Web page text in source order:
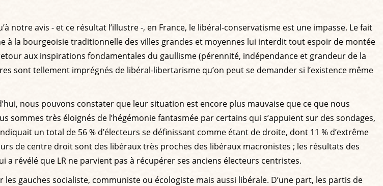
notre avis - et ce résultat l’illustre -, en France, le libéral-conservatisme est une impasse. Le fait
la bourgeoisie traditionnelle des villes grandes et moyennes lui interdit tout espoir de montée
aux inspirations fondamentales du gaullisme (pérennité, indépendance et grandeur de la
sont tellement imprégnés de libéral-libertarisme qu’on peut se demander si l’existence même
nous pouvons constater que leur situation est encore plus mauvaise que ce que nous
sommes très éloignés de l’hégémonie fantasmée par certains qui s’appuient sur des sondages,
un total de 56 % d’électeurs se définissant comme étant de droite, dont 11 % d’extrême
de centre droit sont des libéraux très proches des libéraux macronistes ; les résultats des
révélé que LR ne parvient pas à récupérer ses anciens électeurs centristes.
gauches socialiste, communiste ou écologiste mais aussi libérale. D’une part, les partis de